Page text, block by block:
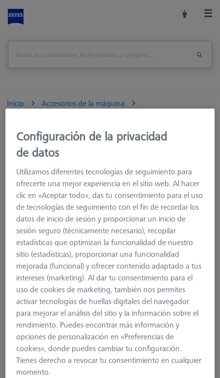
Inicio
Accesorios de la máquina
Racks de Sensores
Multi-Sensor-Rack (MSR) 2.0
visión de conjunto
Configuración de la privacidad
de datos
Utilizamos diferentes tecnologías de seguimiento para
ofrecerte una mejor experiencia en el sitio web. Al hacer
clic en «Aceptar todo», das tu consentimiento para el uso
de tecnologías de seguimiento con el fin de recordar los
datos de inicio de sesión y proporcionar un inicio de
sesión seguro (técnicamente necesario), recopilar
estadísticas que optimizan la funcionalidad de nuestro
sitio (estadísticas), proporcionar una funcionalidad
mejorada (funcional) y ofrecer contenido adaptado a tus
intereses (marketing). Al dar tu consentimiento para el
uso de cookies de marketing, también nos permites
activar tecnologías de huellas digitales del navegador
para mejorar el análisis del sitio y la información sobre el
rendimiento. Puedes encontrar más información y
opciones de personalización en «Preferencias de
cookies», donde puedes cambiar tu configuración.
Tienes derecho a revocar tu consentimiento en cualquier
momento.